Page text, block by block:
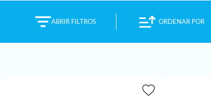
ABRIR FILTROS